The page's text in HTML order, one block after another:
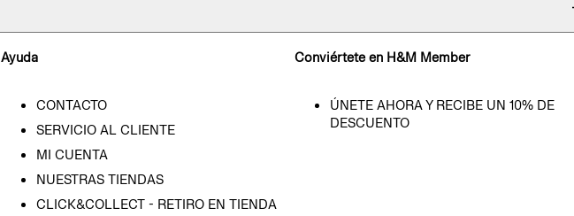
Ayuda
CONTACTO
SERVICIO AL CLIENTE
MI CUENTA
NUESTRAS TIENDAS
CLICK&COLLECT - RETIRO EN TIENDA
Conviértete en H&M Member
ÚNETE AHORA Y RECIBE UN 10% DE
DESCUENTO